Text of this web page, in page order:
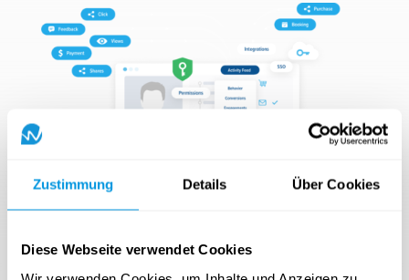
Zustimmung Details Über Cookies
Diese Webseite verwendet Cookies